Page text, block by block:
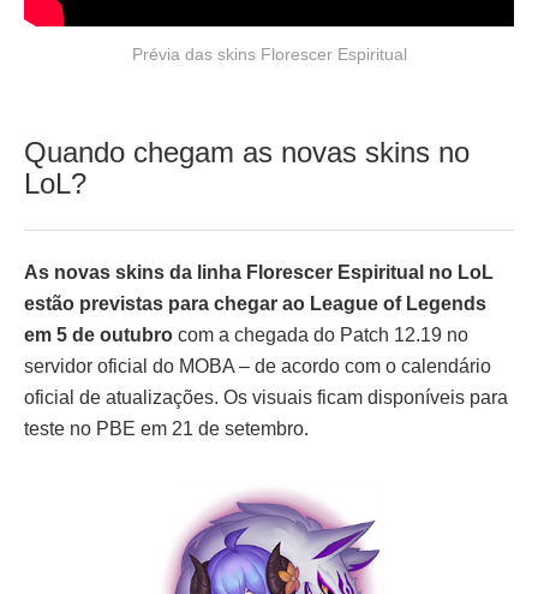
Prévia das skins Florescer Espiritual
Quando chegam as novas skins no
LoL?
As novas skins da linha Florescer Espiritual no LoL
estão previstas para chegar ao League of Legends
em 5 de outubro com a chegada do Patch 12.19 no
servidor oficial do MOBA – de acordo com o calendário
oficial de atualizações. Os visuais ficam disponíveis para
teste no PBE em 21 de setembro.